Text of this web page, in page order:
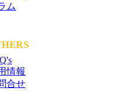
ム
情報
合せ